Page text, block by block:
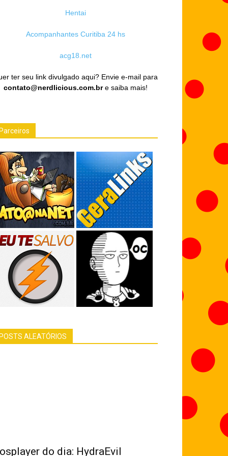
Hentai
Acompanhantes Curitiba 24 hs
acg18.net
ter seu link divulgado aqui? Envie e-mail para
contato@nerdlicious.com.bre saiba mais!
ALEATÓRIOS
do dia: HydraEvil